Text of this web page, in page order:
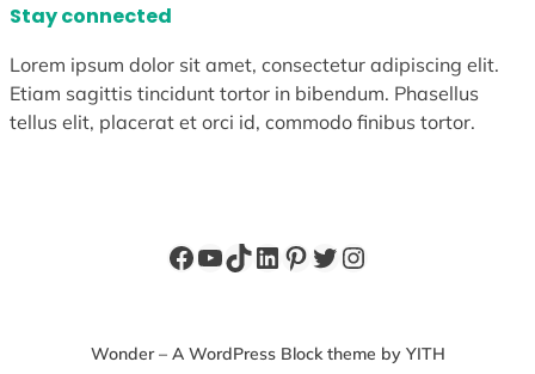
Stay connected
Lorem ipsum dolor sit amet, consectetur adipiscing elit.
Etiam sagittis tincidunt tortor in bibendum. Phasellus
tellus elit, placerat et orci id, commodo finibus tortor.
Facebook
YouTube
TikTok
LinkedIn
Pinterest
X Instagram
Wonder – A WordPress Block theme by YITH